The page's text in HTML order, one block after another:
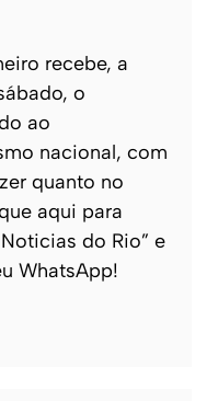
recebe, a
o
ao
nacional, com
quanto no
aqui para
do Rio” e
WhatsApp!